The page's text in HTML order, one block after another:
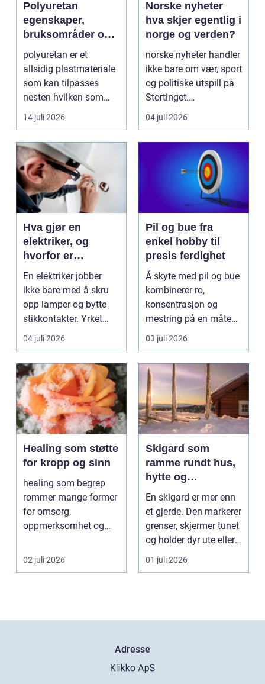
Polyuretan
egenskaper,
bruksområder og
fordeler i
industrien
polyuretan er et
allsidig plastmateriale
som kan tilpasses
nesten hvilken som
helst oppgave. Fra
myk...
14 juli 2026
Norske nyheter
hva skjer egentlig i
norge og verden?
norske nyheter handler
ikke bare om vær, sport
og politiske utspill på
Stortinget.
Nyhetsbildet form...
04 juli 2026
Hva gjør en
elektriker, og
hvorfor er
fagkunnskap så
viktig?
En elektriker jobber
ikke bare med å skru
opp lamper og bytte
stikkontakter. Yrket
handler om sikker...
04 juli 2026
Pil og bue fra
enkel hobby til
presis ferdighet
Å skyte med pil og bue
kombinerer ro,
konsentrasjon og
mestring på en måte
få andre aktiviteter
gjør...
03 juli 2026
Healing som støtte
for kropp og sinn
healing som begrep
rommer mange former
for omsorg,
oppmerksomhet og
som mål å s...
02 juli 2026
Skigard som
ramme rundt hus,
hytte og
kulturlandskap
En skigard er mer enn
et gjerde. Den markerer
grenser, skjermer tunet
og holder dyr ute eller
inne, ...
01 juli 2026
Adresse